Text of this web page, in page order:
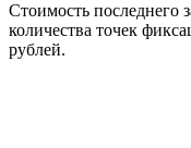
Стоимость последнего
количества точек
рублей.